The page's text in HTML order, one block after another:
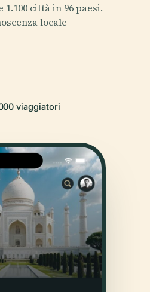
città in 96 paesi.
locale —
viaggiatori